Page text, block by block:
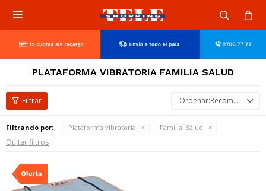

PLATAFORMA VIBRATORIA FAMILIA SALUD
Recomendados
Filtrando por: Plataforma vibratoria Familia: Salud
Quitar filtros